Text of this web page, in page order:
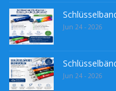
Jun 24 - 2026
Jun 24 - 2026